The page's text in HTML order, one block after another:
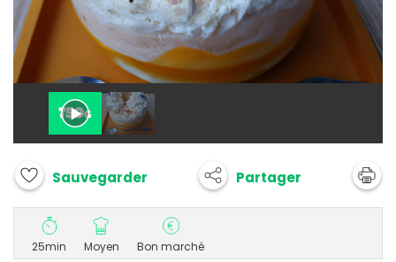
Sauvegarder Partager
25min Moyen Bon marché